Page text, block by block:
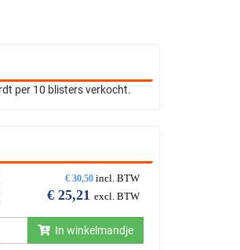
per 10 blisters verkocht.
€ 30,50 incl. BTW
€ 25,21 excl. BTW
In winkelmandje